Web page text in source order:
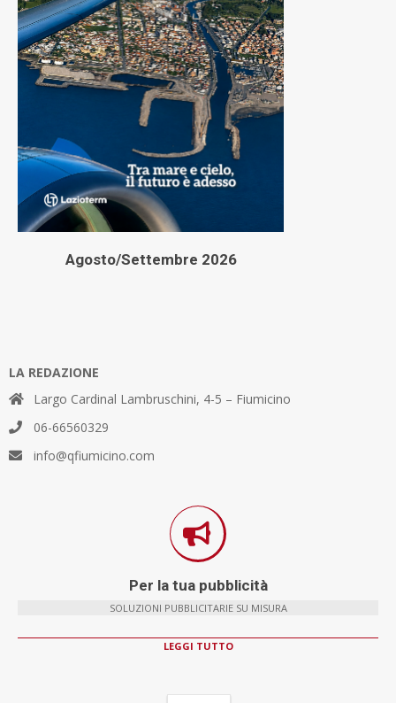
Agosto/Settembre 2026
LA REDAZIONE
Largo Cardinal Lambruschini, 4-5 – Fiumicino
06-66560329
info@qfiumicino.com
Per la tua pubblicità
SOLUZIONI PUBBLICITARIE SU MISURA
LEGGI TUTTO